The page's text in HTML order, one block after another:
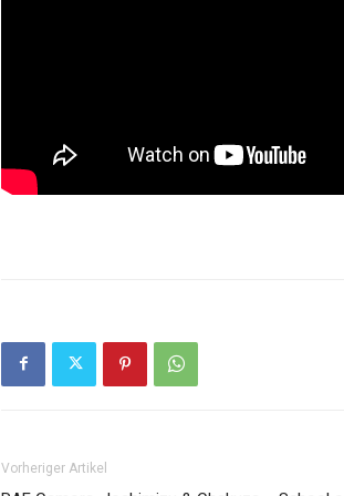
Vorheriger Artikel